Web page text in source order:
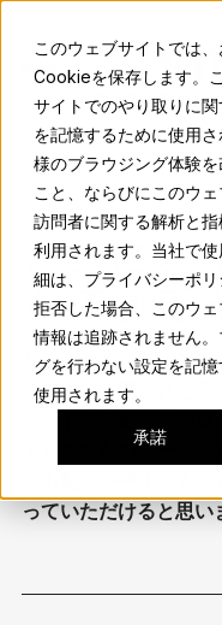
このウェブサイトでは
Cookieを保存します。
サイトでのやり取りに
を記憶するために使用
様のブラウジング体験
こと、ならびにこのウ
訪問者に関する解析と
利用されます。当社で
細は、プライバシーポリ
拒否した場合、このウ
情報は追跡されません
グを行わない設定を記
使用されます。
承諾
地元の人のように
どこにい
を体験で
サンミゲル・デ・ア
ください。隠された
ヒントや不動産の洞
トをあなたのメール
でも配信を停止する
っていただけると思い